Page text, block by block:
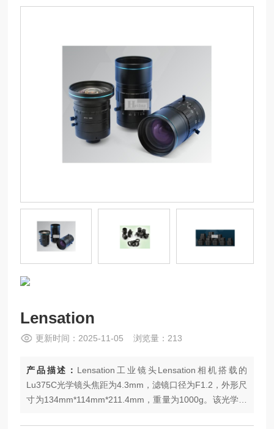
Lensation
更新时间：2025-11-05 浏览量：213
产品描述： Lensation工业镜头Lensation相机搭载的
Lu375C光学镜头焦距为4.3mm，滤镜口径为F1.2，外形尺
寸为134mm*114mm*211.4mm，重量为1000g。该光学镜